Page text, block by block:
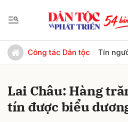
Công tác Dân tộc Tín
Lai Châu: Hàng
tín được biểu
Gửi bình luận